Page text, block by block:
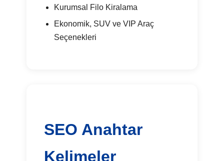
Kurumsal Filo Kiralama
Ekonomik, SUV ve VIP Araç
Seçenekleri
SEO Anahtar
Kelimeler